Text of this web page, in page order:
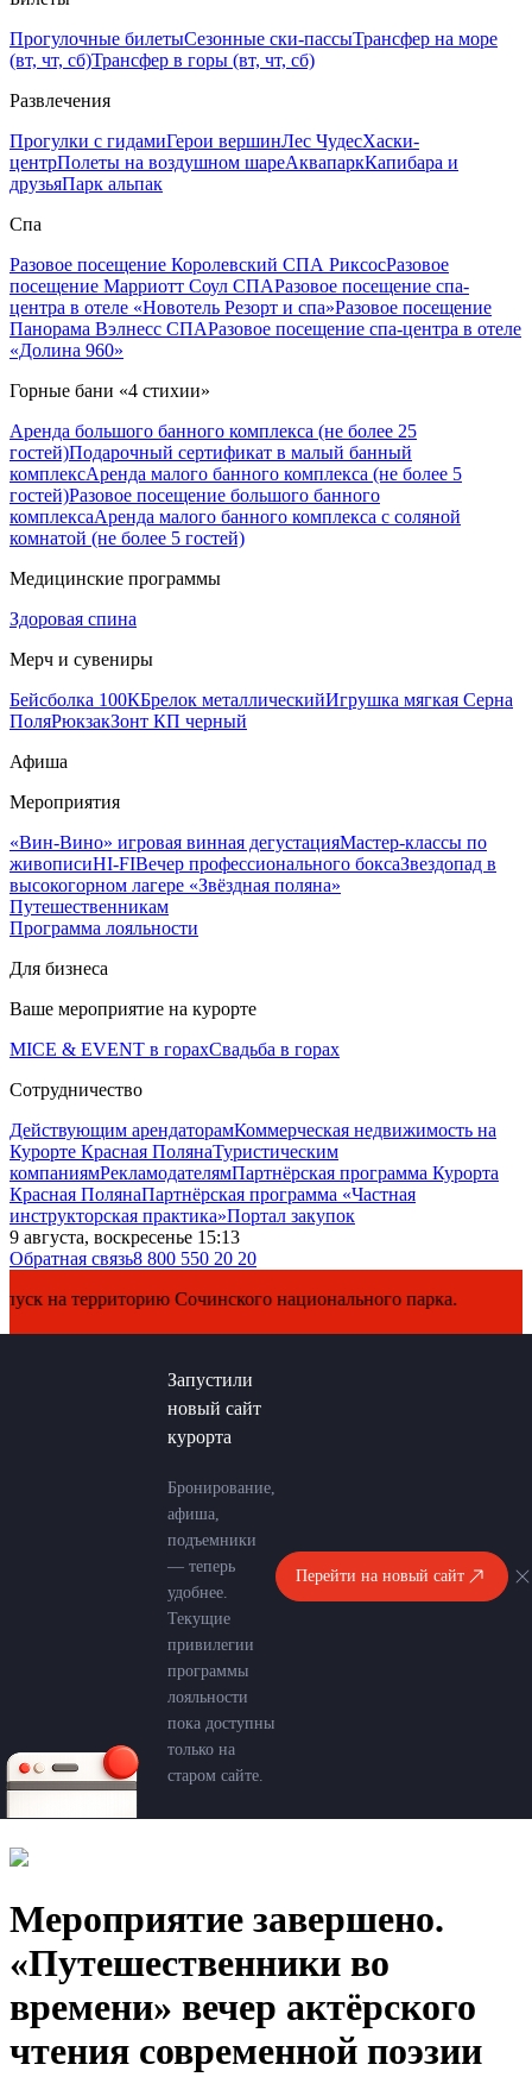
Прогулочные билетыСезонные ски-пассыТрансфер на море
(вт, чт, сб)Трансфер в горы (вт, чт, сб)
Развлечения
Прогулки с гидамиГерои вершинЛес ЧудесХаски-
центрПолеты на воздушном шареАквапаркКапибара и
друзьяПарк альпак
Спа
Разовое посещение Королевский СПА РиксосРазовое
посещение Марриотт Соул СПАРазовое посещение спа-
центра в отеле «Новотель Резорт и спа»Разовое посещение
Панорама Вэлнесс СПАРазовое посещение спа-центра в отеле
«Долина 960»
Горные бани «4 стихии»
Аренда большого банного комплекса (не более 25
гостей)Подарочный сертификат в малый банный
комплексАренда малого банного комплекса (не более 5
гостей)Разовое посещение большого банного
комплексаАренда малого банного комплекса с соляной
комнатой (не более 5 гостей)
Медицинские программы
Здоровая спина
Мерч и сувениры
Бейсболка 100КБрелок металлическийИгрушка мягкая Серна
ПоляРюкзакЗонт КП черный
Афиша
Мероприятия
«Вин-Вино» игровая винная дегустацияМастер-классы по
живописиHI-FIВечер профессионального боксаЗвездопад в
высокогорном лагере «Звёздная поляна»
Путешественникам
Программа лояльности
Для бизнеса
Ваше мероприятие на курорте
MICE & EVENT в горахСвадьба в горах
Сотрудничество
Действующим арендаторамКоммерческая недвижимость на
Курорте Красная ПолянаТуристическим
компаниямРекламодателямПартнёрская программа Курорта
Красная ПолянаПартнёрская программа «Частная
инструкторская практика»Портал закупок
9 августа, воскресенье 15:13
Обратная связь8 800 550 20 20
территорию Сочинского национального парка.
Запустили
новый сайт
курорта
Бронирование,
афиша,
подъемники
— теперь
удобнее.
Текущие
привилегии
программы
лояльности
пока доступны
только на
старом сайте.
Перейти на новый сайт
Мероприятие завершено.
«Путешественники во
времени» вечер актёрского
чтения современной поэзии